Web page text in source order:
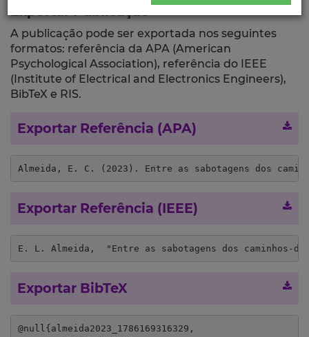
A publicação pode ser exportada nos seguintes
formatos: referência da APA (American
Psychological Association), referência do IEEE
(Institute of Electrical and Electronics Engineers),
BibTeX e RIS.
Exportar Referência (APA)
Almeida, E. C. (2023). Entre as sabotagens dos
Exportar Referência (IEEE)
E. L. Almeida,  "Entre as sabotagens dos
Exportar BibTeX
@null{almeida2023_1786169316329,